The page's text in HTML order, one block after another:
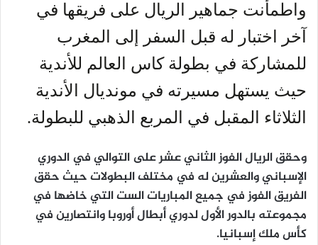
واطمأنت جماهير الريال على فريقها في
آخر اختبار له قبل السفر إلى المغرب
للمشاركة في بطولة كاس العالم للأندية
حيث يستهل مسيرته في مونديال الأندية
الثلاثاء المقبل في المربع الذهبي للبطولة.
وحقق الريال الفوز الثاني عشر على التوالي في الدوري
الإسباني والعشرين له في مختلف البطولات حيث حقق
الفريق الفوز في جميع المباريات الست التي خاضها في
مجموعته بالدور الأول لدوري أبطال أوروبا وانتصارين في
كأس ملك إسبانيا.